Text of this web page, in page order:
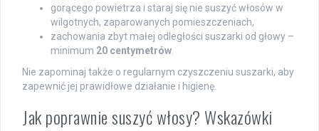
gorącego powietrza i staraj się nie suszyć włosów w
wilgotnych, zaparowanych pomieszczeniach,
zachowania zbyt małej odległości suszarki od głowy –
minimum 20 centymetrów
Nie zapominaj także o regularnym czyszczeniu suszarki, aby
zapewnić jej prawidłowe działanie i higienę.
Jak poprawnie suszyć włosy? Wskazówki